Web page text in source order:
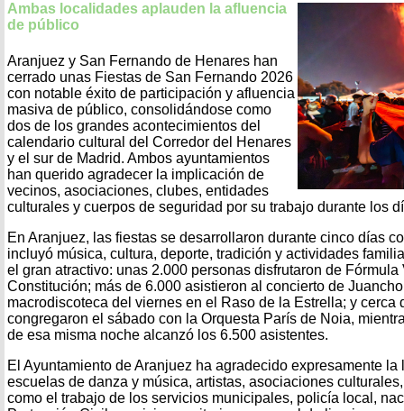
Ambas localidades aplauden la afluencia
de público
Aranjuez y San Fernando de Henares han
cerrado unas Fiestas de San Fernando 2026
con notable éxito de participación y afluencia
masiva de público, consolidándose como
dos de los grandes acontecimientos del
calendario cultural del Corredor del Henares
y el sur de Madrid. Ambos ayuntamientos
han querido agradecer la implicación de
vecinos, asociaciones, clubes, entidades
culturales y cuerpos de seguridad por su trabajo durante los
En Aranjuez, las fiestas se desarrollaron durante cinco días
incluyó música, cultura, deporte, tradición y actividades
el gran atractivo: unas 2.000 personas disfrutaron de
Constitución; más de 6.000 asistieron al concierto de
macrodiscoteca del viernes en el Raso de la Estrella; y cerca
congregaron el sábado con la Orquesta París de Noia,
de esa misma noche alcanzó los 6.500 asistentes.
El Ayuntamiento de Aranjuez ha agradecido expresamente
escuelas de danza y música, artistas, asociaciones
como el trabajo de los servicios municipales, policía local,